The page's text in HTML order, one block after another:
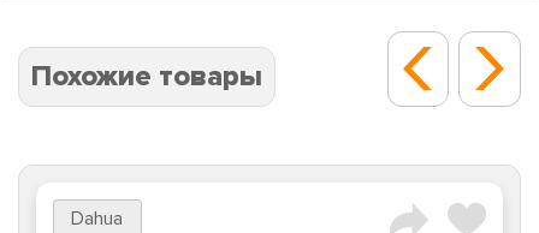
Похожие товары
Dahua